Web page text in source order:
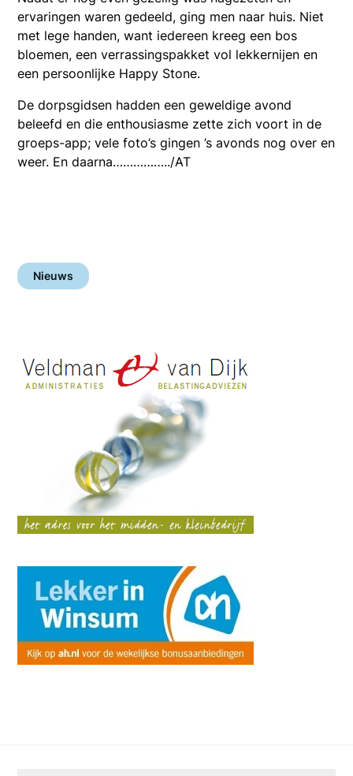
ervaringen waren gedeeld, ging men naar huis. Niet
met lege handen, want iedereen kreeg een bos
bloemen, een verrassingspakket vol lekkernijen en
een persoonlijke Happy Stone.
De dorpsgidsen hadden een geweldige avond
beleefd en die enthousiasme zette zich voort in de
groeps-app; vele foto’s gingen ’s avonds nog over en
weer. En daarna……………../AT
Nieuws